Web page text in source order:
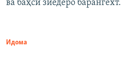
ва баҳси зиёдеро барангехт.
Идома